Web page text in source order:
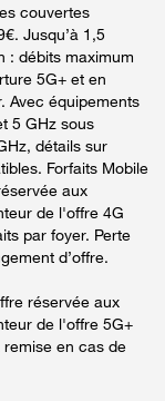
couvertes
Jusqu’à 1,5
: débits maximum
5G+ et en
Avec équipements
5 GHz sous
détails sur
Forfaits Mobile
aux
de l'offre 4G
par foyer. Perte
d’offre.
réservée aux
de l'offre 5G+
remise en cas de